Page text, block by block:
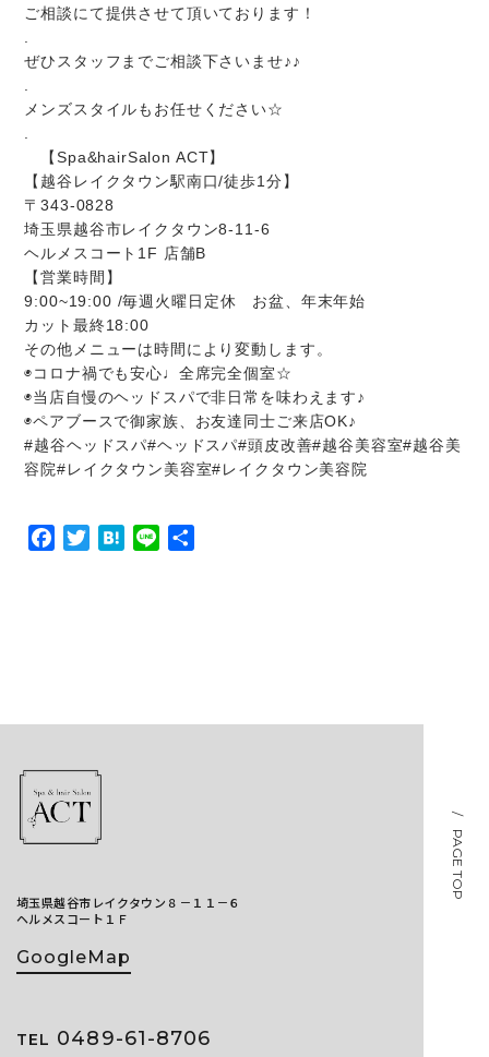
ご相談にて提供させて頂いております！
ぜひスタッフまでご相談下さいませ♪♪
メンズスタイルもお任せください☆
【Spa&hairSalon ACT】
【越谷レイクタウン駅南口/徒歩1分】
〒343-0828
埼玉県越谷市レイクタウン8-11-6
ヘルメスコート1F 店舗B
【営業時間】
9:00~19:00 /毎週火曜日定休 お盆、年末年始
カット最終18:00
その他メニューは時間により変動します。
◉コロナ禍でも安心♩全席完全個室☆
◉当店自慢のヘッドスパで非日常を味わえます♪
◉ペアブースで御家族、お友達同士ご来店OK♪
#越谷ヘッドスパ#ヘッドスパ#頭皮改善#越谷美容室#越谷美
容院#レイクタウン美容室#レイクタウン美容院
FacebookTwitterHatena
Line
/ PAGE TOP
埼玉県越谷市レイクタウン８－１１－６
ヘルメスコート１Ｆ
GoogleMap
TEL 0489-61-8706